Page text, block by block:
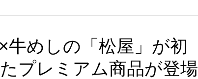
牛めしの「松屋」が初
プレミアム商品が登場